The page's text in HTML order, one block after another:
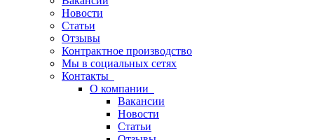
Новости
Статьи
Отзывы
Контрактное производство
Мы в социальных сетях
Контакты
О компании
Вакансии
Новости
Статьи